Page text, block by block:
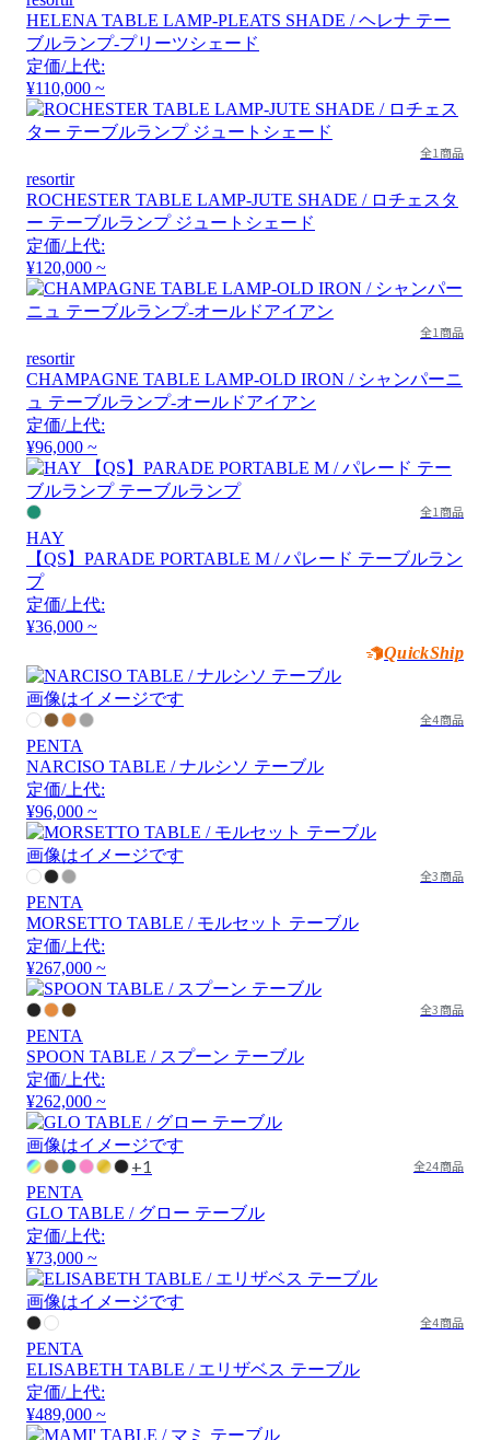
HELENA TABLE LAMP-PLEATS SHADE / ヘレナ テー
ブルランプ-プリーツシェード
定価/上代:
¥110,000 ~
全1商品
resortir
ROCHESTER TABLE LAMP-JUTE SHADE / ロチェスタ
ー テーブルランプ ジュートシェード
定価/上代:
¥120,000 ~
全1商品
resortir
CHAMPAGNE TABLE LAMP-OLD IRON / シャンパーニ
ュ テーブルランプ-オールドアイアン
定価/上代:
¥96,000 ~
全1商品
HAY
【QS】PARADE PORTABLE M / パレード テーブルラン
プ
定価/上代:
¥36,000 ~
QuickShip
画像はイメージです
全4商品
PENTA
NARCISO TABLE / ナルシソ テーブル
定価/上代:
¥96,000 ~
画像はイメージです
全3商品
PENTA
MORSETTO TABLE / モルセット テーブル
定価/上代:
¥267,000 ~
全3商品
PENTA
SPOON TABLE / スプーン テーブル
定価/上代:
¥262,000 ~
画像はイメージです
+1 全24商品
PENTA
GLO TABLE / グロー テーブル
定価/上代:
¥73,000 ~
画像はイメージです
全4商品
PENTA
ELISABETH TABLE / エリザベス テーブル
定価/上代:
¥489,000 ~